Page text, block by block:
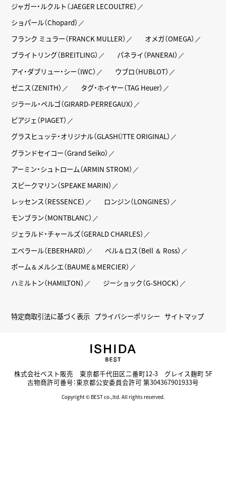
ジャガー・ルクルト（JAEGER LECOULTRE）
ショパール（Chopard）
フランク ミュラー（FRANCK MULLER）
オメガ（OMEGA）
ブライトリング（BREITLING）
パネライ（PANERAI）
アイ・ダブリュー・シー（IWC）
ウブロ（HUBLOT）
ゼニス（ZENITH）
タグ・ホイヤー（TAG Heuer）
ジラール・ペルゴ（GIRARD-PERREGAUX）
ピアジェ（PIAGET）
グラスヒュッテ・オリジナル（GLASHÜTTE ORIGINAL）
グランドセイコー（Grand Seiko）
アーミン・シュトローム（ARMIN STROM）
スピークマリン（SPEAKE MARIN）
レッセンス（RESSENCE）
ロンジン（LONGINES）
モンブラン（MONTBLANC）
ジェラルド・チャールズ（GERALD CHARLES）
エベラール（EBERHARD）
ベル＆ロス（Bell ＆ Ross）
ボーム＆メルシエ（BAUME＆MERCIER）
ハミルトン（HAMILTON）
ジーショック（G-SHOCK）
特定商取引法に基づく表示 プライバシーポリシー サイトマップ
株式会社ベスト販売 東京都千代田区二番町12-3 グレイス麹町 5F
古物商許可番号：東京都公安委員会許可 第304367901933号
Copyright © BEST co.,ltd. All rights reserved.